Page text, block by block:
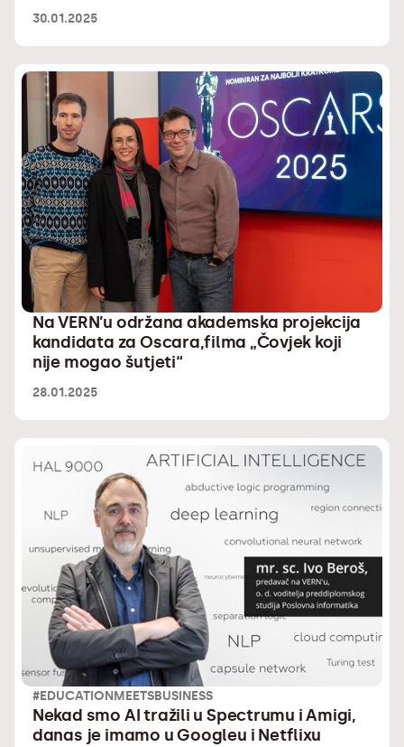
30.01.2025
Na VERN’u održana akademska projekcija
kandidata za Oscara,filma „Čovjek koji
nije mogao šutjeti“
28.01.2025
#EDUCATIONMEETSBUSINESS
Nekad smo AI tražili u Spectrumu i Amigi,
danas je imamo u Googleu i Netflixu